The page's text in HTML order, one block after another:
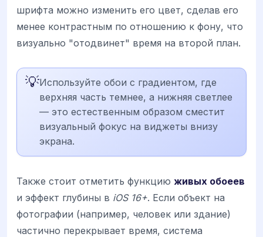
шрифта можно изменить его цвет, сделав его
менее контрастным по отношению к фону, что
визуально "отодвинет" время на второй план.
💡Используйте обои с градиентом, где
верхняя часть темнее, а нижняя светлее
— это естественным образом сместит
визуальный фокус на виджеты внизу
экрана.
Также стоит отметить функцию живых обоеев
и эффект глубины в iOS 16+. Если объект на
фотографии (например, человек или здание)
частично перекрывает время, система